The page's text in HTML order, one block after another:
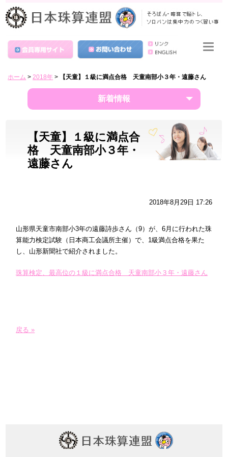
ホーム > 2018年 > 【天童】１級に満点合格 天童南部小３年・遠藤さん
【天童】１級に満点合
格 天童南部小３年・
遠藤さん
2018年8月29日 17:26
山形県天童市南部小3年の遠藤詩歩さん（9）が、6月に行われた珠
算能力検定試験（日本商工会議所主催）で、1級満点合格を果た
し、山形新聞社で紹介されました。
珠算検定、最高位の１級に満点合格 天童南部小３年・遠藤さん
戻る »
新着情報